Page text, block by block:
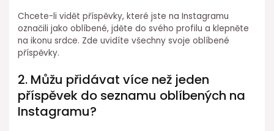
Chcete-li vidět příspěvky, které jste na Instagramu
označili jako oblíbené, jděte do svého profilu a klepněte
na ikonu srdce. Zde uvidíte všechny svoje oblíbené
příspěvky.
2. Můžu přidávat více než jeden
příspěvek do seznamu oblíbených na
Instagramu?